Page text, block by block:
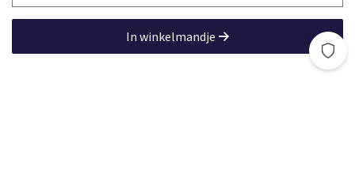
In winkelmandje
Lefebvre Group